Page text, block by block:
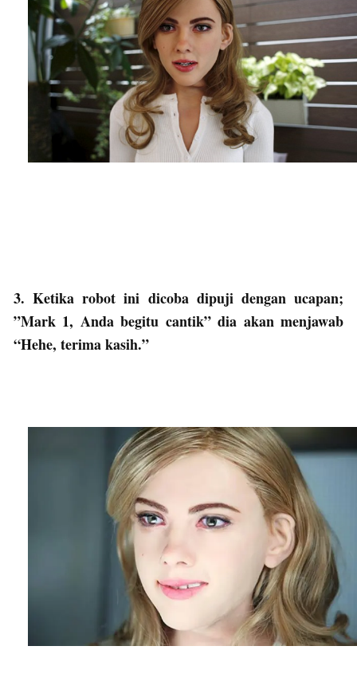
3. Ketika robot ini dicoba dipuji dengan ucapan;
”Mark 1, Anda begitu cantik” dia akan menjawab
“Hehe, terima kasih.”